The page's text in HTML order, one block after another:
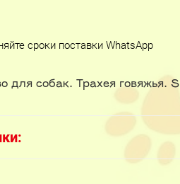
сроки поставки WhatsApp
для собак. Трахея говяжья. S